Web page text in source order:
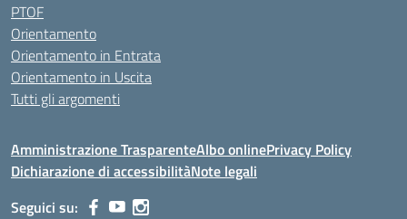
PTOF
Orientamento
Orientamento in Entrata
Orientamento in Uscita
Tutti gli argomenti
Amministrazione TrasparenteAlbo onlinePrivacy Policy
Dichiarazione di accessibilitàNote legali
Seguici su: